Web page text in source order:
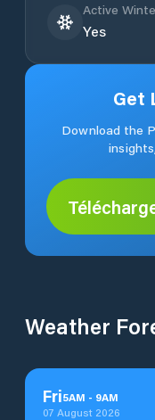
Active
Yes
Get
Download the
Weather
Fri5AM - 9AM
07 August 2026